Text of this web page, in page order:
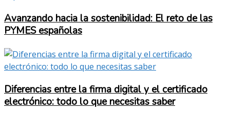
Avanzando hacia la sostenibilidad: El reto de las
PYMES españolas
Diferencias entre la firma digital y el certificado
electrónico: todo lo que necesitas saber